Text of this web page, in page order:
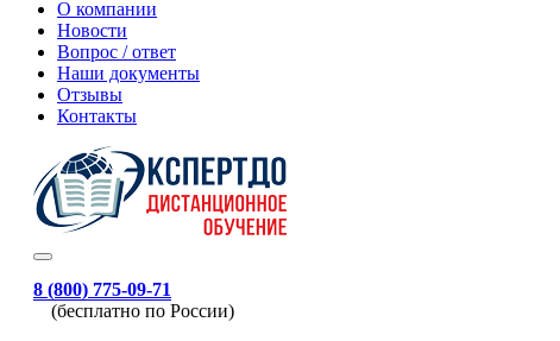
О компании
Новости
Вопрос / ответ
Наши документы
Отзывы
Контакты
8 (800) 775-09-71
(бесплатно по России)